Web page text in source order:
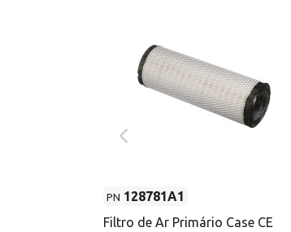
PN 128781A1
Filtro de Ar Primário Case CE